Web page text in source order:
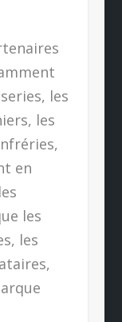
les
les
en
les
les